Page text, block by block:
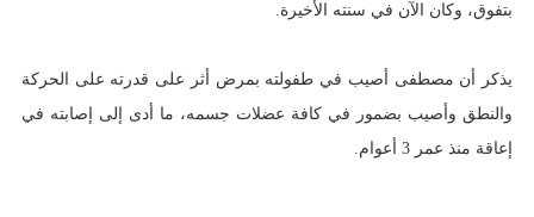
بتفوق، وكان الآن في سنته الأخيرة.
يذكر أن مصطفى أصيب في طفولته بمرض أثر على قدرته على الحركة
والنطق وأصيب بضمور في كافة عضلات جسمه، ما أدى إلى إصابته في
إعاقة منذ عمر 3 أعوام.